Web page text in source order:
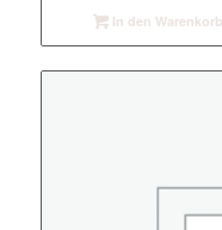
In den Warenkorb